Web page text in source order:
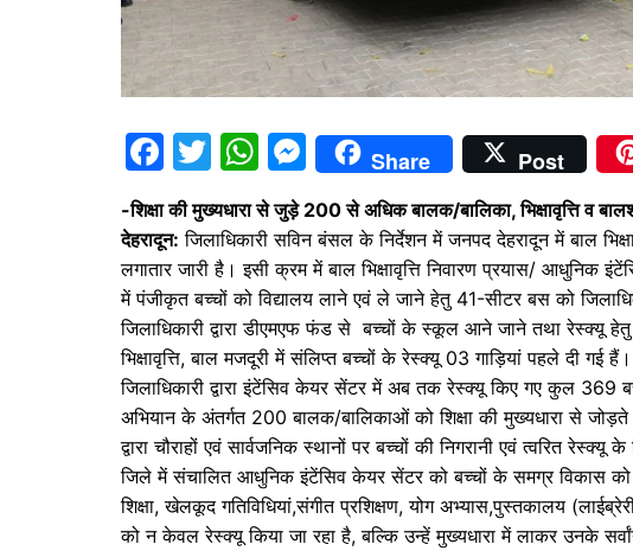
F
a
c
e
b
o
o
k
T
itt
er
W
h
at
s
A
p
p
M
e
s
s
e
n
g
er
Share Post
-शिक्षा की मुख्यधारा से जुड़े 200 से अधिक बालक/बालिका, भिक्षावृत्ति व
देहरादून: जिलाधिकारी सविन बंसल के निर्देशन में जनपद देहरादून में बाल
लगातार जारी है। इसी क्रम में बाल भिक्षावृत्ति निवारण प्रयास/ आधुनिक
में पंजीकृत बच्चों को विद्यालय लाने एवं ले जाने हेतु 41-सीटर बस को
जिलाधिकारी द्वारा डीएमएफ फंड से बच्चों के स्कूल आने जाने तथा रेस्क्यू
भिक्षावृत्ति, बाल मजदूरी में संलिप्त बच्चों के रेस्क्यू 03 गाड़ियां पहले दी गई हैं।
जिलाधिकारी द्वारा इंटेंसिव केयर सेंटर में अब तक रेस्क्यू किए गए कुल 369
अभियान के अंतर्गत 200 बालक/बालिकाओं को शिक्षा की मुख्यधारा से जोड़ते
द्वारा चौराहों एवं सार्वजनिक स्थानों पर बच्चों की निगरानी एवं त्वरित रेस्क्यू
जिले में संचालित आधुनिक इंटेंसिव केयर सेंटर को बच्चों के समग्र विकास को
शिक्षा, खेलकूद गतिविधियां,संगीत प्रशिक्षण, योग अभ्यास,पुस्तकालय
को न केवल रेस्क्यू किया जा रहा है, बल्कि उन्हें मुख्यधारा में लाकर उनके